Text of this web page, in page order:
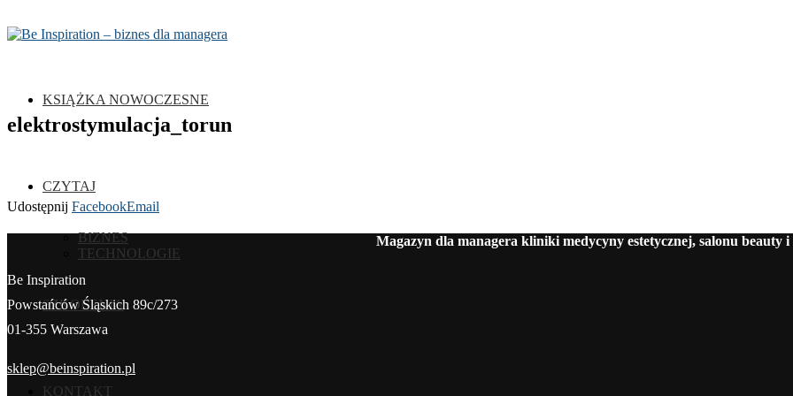
KSIĄŻKA NOWOCZESNE
CZYTAJ
BIZNES
TECHNOLOGIE
SZKOLENIA
KONTAKT
elektrostymulacja_torun
Udostępnij FacebookEmail
Magazyn dla managera kliniki medycyny estetycznej, salonu beauty i
Be Inspiration
Powstańców Śląskich 89c/273
01-355 Warszawa
sklep@beinspiration.pl